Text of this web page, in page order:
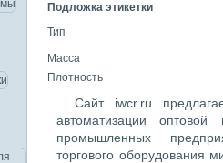
Подложка этикетки
Тип
Масса
Плотность
Сайт iwcr.ru
автоматизации
промышленных
торгового оборудования